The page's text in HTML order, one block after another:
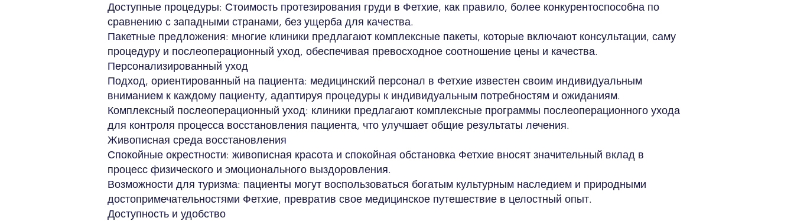
Доступные процедуры: Стоимость протезирования груди в Фетхие, как правило, более конкурентоспособна по
сравнению с западными странами, без ущерба для качества.
Пакетные предложения: многие клиники предлагают комплексные пакеты, которые включают консультации, саму
процедуру и послеоперационный уход, обеспечивая превосходное соотношение цены и качества.
Персонализированный уход
Подход, ориентированный на пациента: медицинский персонал в Фетхие известен своим индивидуальным
вниманием к каждому пациенту, адаптируя процедуры к индивидуальным потребностям и ожиданиям.
Комплексный послеоперационный уход: клиники предлагают комплексные программы послеоперационного ухода
для контроля процесса восстановления пациента, что улучшает общие результаты лечения.
Живописная среда восстановления
Спокойные окрестности: живописная красота и спокойная обстановка Фетхие вносят значительный вклад в
процесс физического и эмоционального выздоровления.
Возможности для туризма: пациенты могут воспользоваться богатым культурным наследием и природными
достопримечательностями Фетхие, превратив свое медицинское путешествие в целостный опыт.
Доступность и удобство